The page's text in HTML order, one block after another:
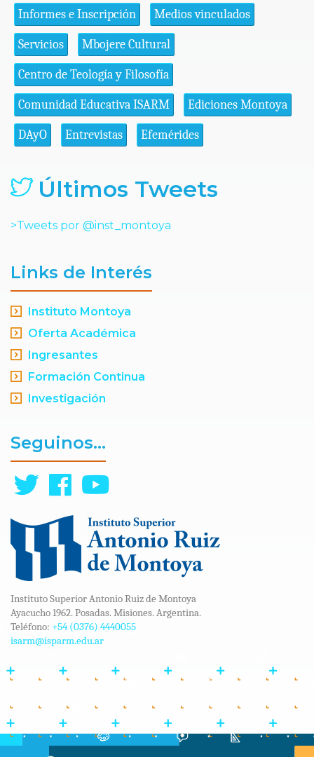
Informes e Inscripción Medios vinculados
Servicios Mbojere Cultural
Centro de Teología y Filosofía
Comunidad Educativa ISARM Ediciones Montoya
DAyO Entrevistas Efemérides
Últimos Tweets
>Tweets por @inst_montoya
Links de Interés
Instituto Montoya
Oferta Académica
Ingresantes
Formación Continua
Investigación
Seguinos...
Instituto Superior Antonio Ruiz de Montoya
Ayacucho 1962. Posadas. Misiones. Argentina.
Teléfono: +54 (0376) 4440055
isarm@isparm.edu.ar